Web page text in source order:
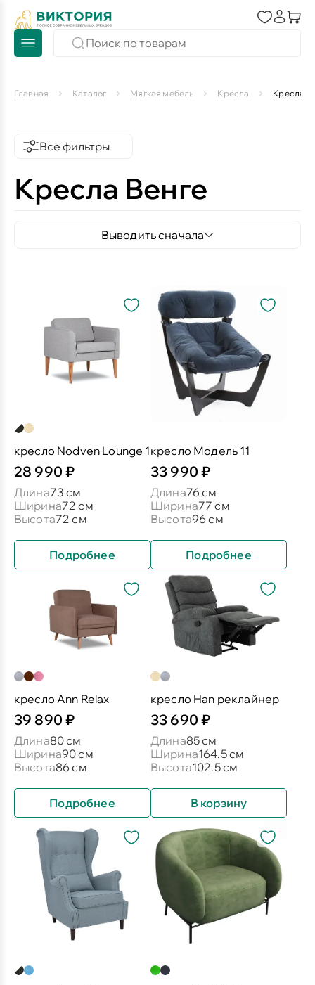
Главная Каталог Мягкая мебель Кресла Кресла
Все фильтры
Кресла Венге
Выводить сначала
кресло Nodven Lounge 1
28 990 ₽
Длина73 см
Ширина72 см
Высота72 см
Подробнее
кресло Модель 11
33 990 ₽
Длина76 см
Ширина77 см
Высота96 см
Подробнее
кресло Ann Relax
39 890 ₽
Длина80 см
Ширина90 см
Высота86 см
Подробнее
кресло Han реклайнер
33 690 ₽
Длина85 см
Ширина164.5 см
Высота102.5 см
В корзину